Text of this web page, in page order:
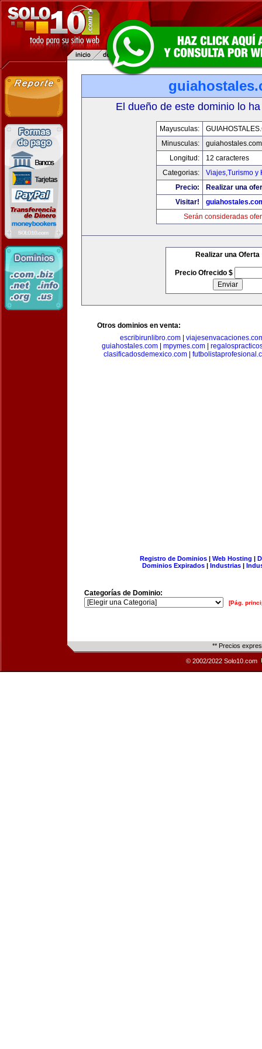
El dueño de este dominio lo
Mayusculas:
Minusculas:
guiahostales.com
Longitud:
12 caracteres
Categorias:
Viajes,Turismo y
Precio:
Realizar una
Visitar!
Serán consideradas
Realizar una Oferta
Precio Ofrecido $
Otros dominios en venta:
escribirunlibro.com
guiahostales.com| mpymes.com|
clasificadosdemexico.com|
Registro de Dominios| Web Hosting |
Dominios Expirados | Industrias |
Categorías de Dominio:
[Pág.
** Precios
© 2002/2022 Solo10.com